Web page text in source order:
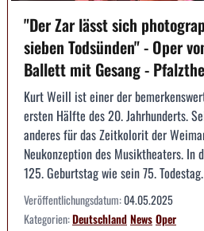
"Der Zar lässt sich
sieben Todsünden" - Oper
Ballett mit Gesang -
Kurt Weill ist einer der
ersten Hälfte des 20. Jahrhunderts.
anderes für das Zeitkolorit der
Neukonzeption des Musiktheaters.
125. Geburtstag wie sein 75.
Veröffentlichungsdatum:04.05.2025
Kategorien:DeutschlandNewsOper